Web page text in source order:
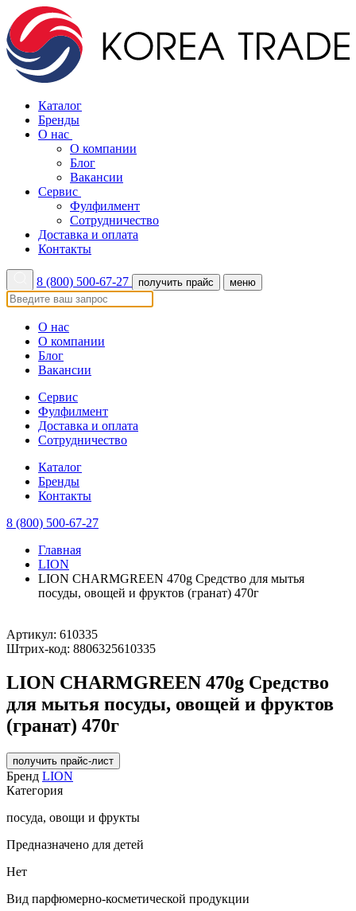
Каталог
Бренды
О нас
О компании
Блог
Вакансии
Сервис
Фулфилмент
Сотрудничество
Доставка и оплата
Контакты
8 (800) 500-67-27 получить прайс меню
О нас
О компании
Блог
Вакансии
Сервис
Фулфилмент
Доставка и оплата
Сотрудничество
Каталог
Бренды
Контакты
8 (800) 500-67-27
Главная
LION
LION CHARMGREEN 470g Средство для мытья
посуды, овощей и фруктов (гранат) 470г
Артикул: 610335
Штрих-код: 8806325610335
LION CHARMGREEN 470g Средство
для мытья посуды, овощей и фруктов
(гранат) 470г
получить прайс-лист
Бренд LION
Категория
посуда, овощи и фрукты
Предназначено для детей
Нет
Вид парфюмерно-косметической продукции